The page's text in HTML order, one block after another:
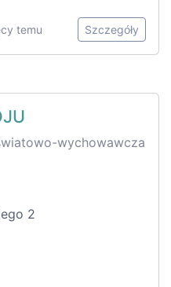
temu Szczegóły
wychowawcza
2